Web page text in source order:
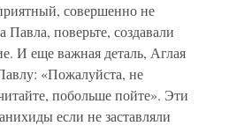
совершенно не
Павла, поверьте, создавали
И еще важная деталь, Аглая
«Пожалуйста, не
побольше пойте». Эти
если не заставляли